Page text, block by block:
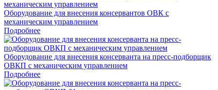
Оборудование для внесения консервантов ОВК с
механическим управлением
Подробнее
Оборудование для внесения консерванта на пресс-подборщик
ОВКП с механическим управлением
Подробнее